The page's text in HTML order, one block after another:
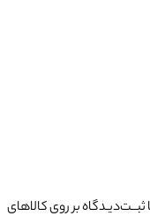
ثبــت‌دیـدگاه بر روی کالاهای